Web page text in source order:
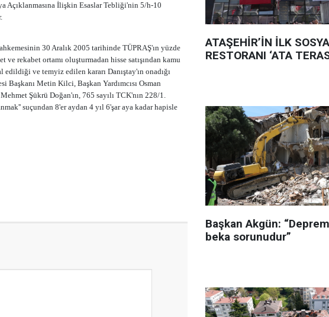
Açıklanmasına İlişkin Esaslar Tebliği'nin 5/h-10
30 Aralık 2005 tarihinde TÜPRAŞ'ın yüzde
ve rekabet ortamı oluşturmadan hisse satışından kamu
edildiği ve temyiz edilen kararı Danıştay'ın onadığı
Başkanı Metin Kilci, Başkan Yardımcısı Osman
Şükrü Doğan'ın, 765 sayılı TCK'nın 228/1.
suçundan 8'er aydan 4 yıl 6'şar aya kadar hapisle
ATAŞEHİR’İN İLK
RESTORANI ‘ATA
Başkan Akgün:
beka sorunudur”